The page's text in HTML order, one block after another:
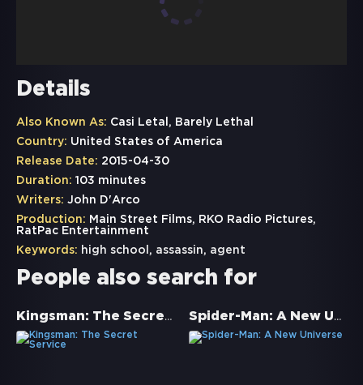
Details
Also Known As: Casi Letal, Barely Lethal
Country: United States of America
Release Date: 2015-04-30
Duration: 103 minutes
Writers: John D'Arco
Production: Main Street Films, RKO Radio Pictures,
RatPac Entertainment
Keywords: high school , assassin, agent
People also search for
Kingsman: The Secret Service Spider-Man: A New Universe